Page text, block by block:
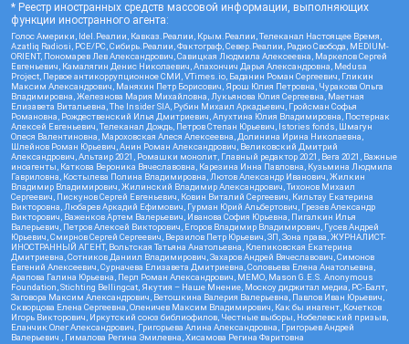
* Реестр иностранных средств массовой информации, выполняющих
функции иностранного агента:
Голос Америки, Idel.Реалии, Кавказ.Реалии, Крым.Реалии, Телеканал Настоящее Время,
Azatliq Radiosi, PCE/PC, Сибирь.Реалии, Фактограф, Север.Реалии, Радио Свобода, MEDIUM-
ORIENT, Пономарев Лев Александрович, Савицкая Людмила Алексеевна, Маркелов Сергей
Евгеньевич, Камалягин Денис Николаевич, Апахончич Дарья Александровна, Medusa
Project, Первое антикоррупционное СМИ, VTimes.io, Баданин Роман Сергеевич, Гликин
Максим Александрович, Маняхин Петр Борисович, Ярош Юлия Петровна, Чуракова Ольга
Владимировна, Железнова Мария Михайловна, Лукьянова Юлия Сергеевна, Маетная
Елизавета Витальевна, The Insider SIA, Рубин Михаил Аркадьевич, Гройсман Софья
Романовна, Рождественский Илья Дмитриевич, Апухтина Юлия Владимировна, Постернак
Алексей Евгеньевич, Телеканал Дождь, Петров Степан Юрьевич, Istories fonds, Шмагун
Олеся Валентиновна, Мароховская Алеся Алексеевна, Долинина Ирина Николаевна,
Шлейнов Роман Юрьевич, Анин Роман Александрович, Великовский Дмитрий
Александрович, Альтаир 2021, Ромашки монолит, Главный редактор 2021, Вега 2021, Важные
иноагенты, Каткова Вероника Вячеславовна, Карезина Инна Павловна, Кузьмина Людмила
Гавриловна, Костылева Полина Владимировна, Лютов Александр Иванович, Жилкин
Владимир Владимирович, Жилинский Владимир Александрович, Тихонов Михаил
Сергеевич, Пискунов Сергей Евгеньевич, Ковин Виталий Сергеевич, Кильтау Екатерина
Викторовна, Любарев Аркадий Ефимович, Гурман Юрий Альбертович, Грезев Александр
Викторович, Важенков Артем Валерьевич, Иванова София Юрьевна, Пигалкин Илья
Валерьевич, Петров Алексей Викторович, Егоров Владимир Владимирович, Гусев Андрей
Юрьевич, Смирнов Сергей Сергеевич, Верзилов Петр Юрьевич, ЗП, Зона права, ЖУРНАЛИСТ-
ИНОСТРАННЫЙ АГЕНТ, Вольтская Татьяна Анатольевна, Клепиковская Екатерина
Дмитриевна, Сотников Даниил Владимирович, Захаров Андрей Вячеславович, Симонов
Евгений Алексеевич, Сурначева Елизавета Дмитриевна, Соловьева Елена Анатольевна,
Арапова Галина Юрьевна, Перл Роман Александрович, МЕМО, Mason G.E.S. Anonymous
Foundation, Stichting Bellingcat, Якутия – Наше Мнение, Москоу диджитал медиа, РС-Балт,
Заговора Максим Александрович, Ветошкина Валерия Валерьевна, Павлов Иван Юрьевич,
Скворцова Елена Сергеевна, Оленичев Максим Владимирович, Как бы инагент, Кочетков
Игорь Викторович, Иркутский союз библиофилов, Честные выборы, Нобелевский призыв,
Еланчик Олег Александрович, Григорьева Алина Александровна, Григорьев Андрей
Валерьевич , Гималова Регина Эмилевна, Хисамова Регина Фаритовна